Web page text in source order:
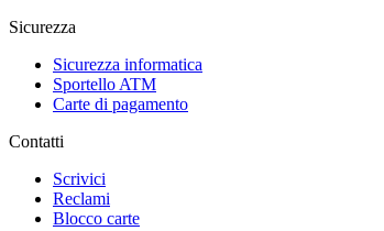
Sicurezza
Sicurezza informatica
Sportello ATM
Carte di pagamento
Contatti
Scrivici
Reclami
Blocco carte